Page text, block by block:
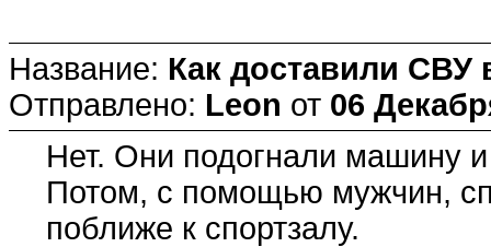
Название: Как доставили СВУ
Отправлено: Leon от 06
Нет. Они подогнали машину и
Потом, с помощью мужчин,
поближе к спортзалу.